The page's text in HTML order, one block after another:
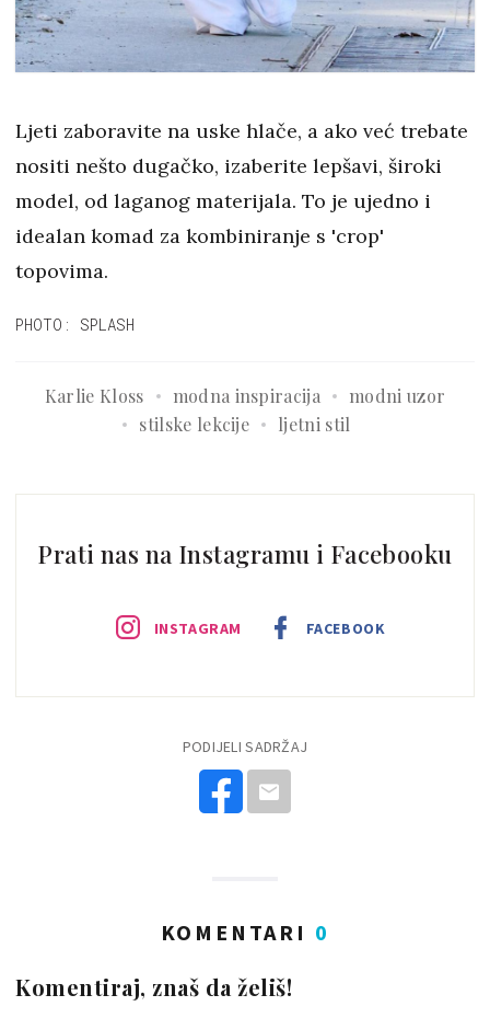
Ljeti zaboravite na uske hlače, a ako već trebate
nositi nešto dugačko, izaberite lepšavi, široki
model, od laganog materijala. To je ujedno i
idealan komad za kombiniranje s 'crop'
topovima.
PHOTO: SPLASH
Karlie Kloss modna inspiracija
modni uzor
stilske lekcije
ljetni stil
Prati nas na Instagramu i Facebooku
INSTAGRAM FACEBOOK
PODIJELI SADRŽAJ
KOMENTARI 0
Komentiraj, znaš da želiš!